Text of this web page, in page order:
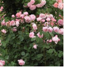
Арки при оформлении